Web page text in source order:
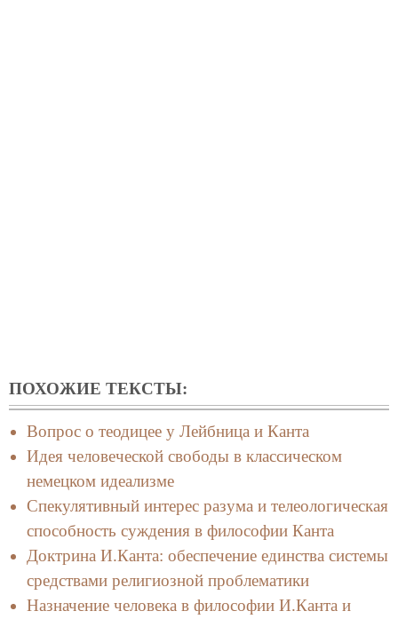
ПОХОЖИЕ ТЕКСТЫ:
Вопрос о теодицее у Лейбница и Канта
Идея человеческой свободы в классическом
немецком идеализме
Cпекулятивный интерес разума и телеологическая
способность суждения в философии Канта
Доктрина И.Канта: обеспечение единства системы
средствами религиозной проблематики
Назначение человека в философии И.Канта и